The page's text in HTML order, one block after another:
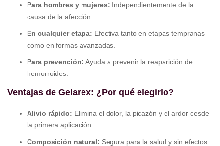
Para hombres y mujeres: Independientemente de la
causa de la afección.
En cualquier etapa: Efectiva tanto en etapas tempranas
como en formas avanzadas.
Para prevención: Ayuda a prevenir la reaparición de
hemorroides.
Ventajas de Gelarex: ¿Por qué elegirlo?
Alivio rápido: Elimina el dolor, la picazón y el ardor desde
la primera aplicación.
Composición natural: Segura para la salud y sin efectos